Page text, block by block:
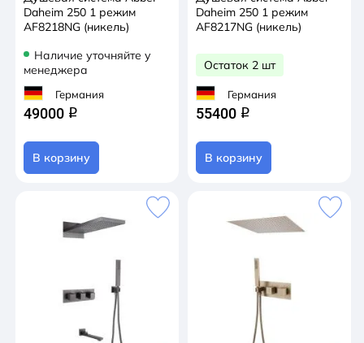
Daheim 250 1 режим
AF8218NG (никель)
Наличие уточняйте у
менеджера
Германия
49000 q
В корзину
Daheim 250 1 режим
AF8217NG (никель)
Остаток 2 шт
Германия
55400 q
В корзину